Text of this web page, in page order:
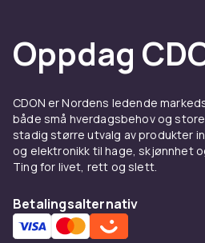
Sammenlign produkter og
kundeanmeldelser for å
har et stort sortiment til
Hos CDON finner du
Barbie og Schleich til
priser med rask levering og
kundeanmeldelser for å
har et stort sortiment til alle
Oppdag
CDON er Nordens ledende
både små hverdagsbehov og
stadig større utvalg av produkter
og elektronikk til hage, skjønnhet
Ting for livet, rett og slett.
Betalingsalternativ